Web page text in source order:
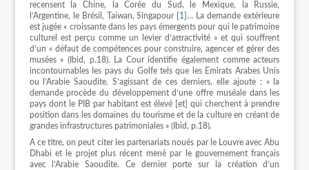
recensent la Chine, la Corée du Sud, le Mexique, la Russie,
l’Argentine, le Brésil, Taiwan, Singapour
[1]… La demande extérieure
est jugée « croissante dans les pays émergents pour qui le patrimoine
culturel est perçu comme un levier d’attractivité » et qui souffrent
d’un « défaut de compétences pour construire, agencer et gérer des
musées » (Ibid, p.18). La Cour identifie également comme acteurs
incontournables les pays du Golfe tels que les Emirats Arabes Unis
ou l’Arabie Saoudite. S’agissant de ces derniers, elle ajoute : « la
demande procède du développement d’une offre muséale dans les
pays dont le PIB par habitant est élevé [et] qui cherchent à prendre
position dans les domaines du tourisme et de la culture en créant de
grandes infrastructures patrimoniales » (Ibid, p.18).
A ce titre, on peut citer les partenariats noués par le Louvre avec Abu
Dhabi et le projet plus récent mené par le gouvernement français
avec l’Arabie Saoudite. Ce dernier porte sur la création d’un